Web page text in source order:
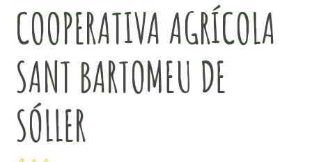
COOPERATIVA AGRÍCOLA
SANT BARTOMEU DE
SÓLLER